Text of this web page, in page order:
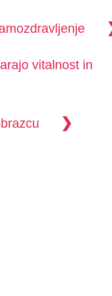
vitalnost in
❯